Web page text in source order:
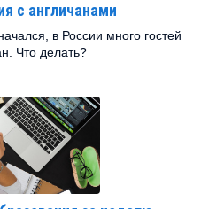
с англичанами
в России много гостей
Что делать?